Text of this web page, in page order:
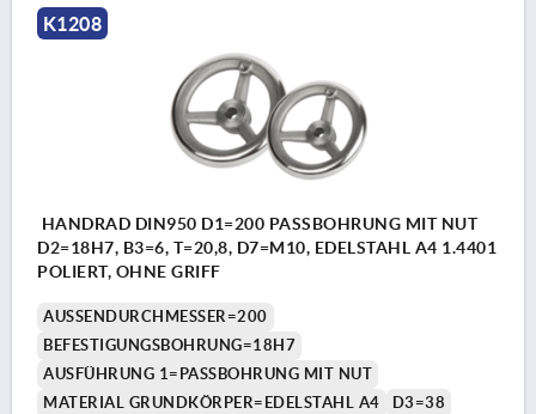
K1208
HANDRAD DIN950 D1=200 PASSBOHRUNG MIT NUT
D2=18H7, B3=6, T=20,8, D7=M10, EDELSTAHL A4 1.4401
POLIERT, OHNE GRIFF
AUSSENDURCHMESSER=200
BEFESTIGUNGSBOHRUNG=18H7
AUSFÜHRUNG 1=PASSBOHRUNG MIT NUT
MATERIAL GRUNDKÖRPER=EDELSTAHL A4
D3=38